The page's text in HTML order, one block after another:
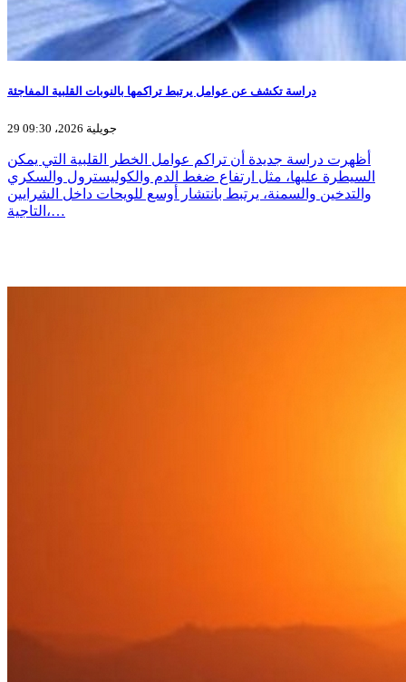
دراسة تكشف عن عوامل يرتبط تراكمها بالنوبات القلبية المفاجئة
29 جويلية 2026، 09:30
أظهرت دراسة جديدة أن تراكم عوامل الخطر القلبية التي يمكن
السيطرة عليها، مثل ارتفاع ضغط الدم والكوليسترول والسكري
والتدخين والسمنة، يرتبط بانتشار أوسع للويحات داخل الشرايين
التاجية،…